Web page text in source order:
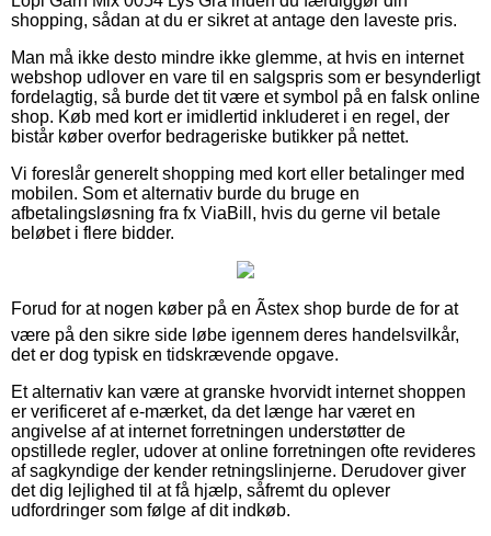
shopping, sådan at du er sikret at antage den laveste pris.
Man må ikke desto mindre ikke glemme, at hvis en internet
webshop udlover en vare til en salgspris som er besynderligt
fordelagtig, så burde det tit være et symbol på en falsk online
shop. Køb med kort er imidlertid inkluderet i en regel, der
bistår køber overfor bedrageriske butikker på nettet.
Vi foreslår generelt shopping med kort eller betalinger med
mobilen. Som et alternativ burde du bruge en
afbetalingsløsning fra fx ViaBill, hvis du gerne vil betale
beløbet i flere bidder.
Forud for at nogen køber på en Ãstex shop burde de for at
være på den sikre side løbe igennem deres handelsvilkår,
det er dog typisk en tidskrævende opgave.
Et alternativ kan være at granske hvorvidt internet shoppen
er verificeret af e-mærket, da det længe har været en
angivelse af at internet forretningen understøtter de
opstillede regler, udover at online forretningen ofte revideres
af sagkyndige der kender retningslinjerne. Derudover giver
det dig lejlighed til at få hjælp, såfremt du oplever
udfordringer som følge af dit indkøb.